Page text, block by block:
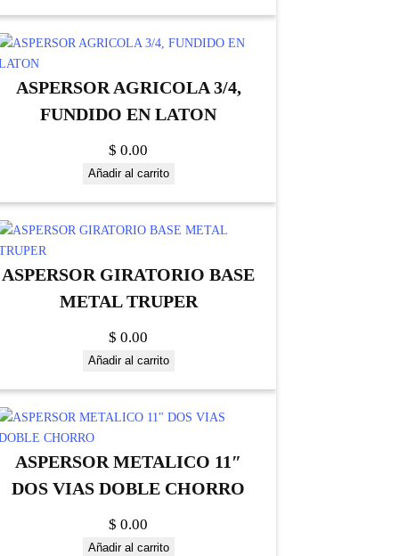
ASPERSOR AGRICOLA 3/4,
FUNDIDO EN LATON
$ 0.00
Añadir al carrito
ASPERSOR GIRATORIO BASE
METAL TRUPER
$ 0.00
Añadir al carrito
ASPERSOR METALICO 11″
DOS VIAS DOBLE CHORRO
$ 0.00
Añadir al carrito